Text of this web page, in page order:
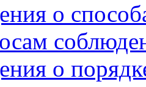
о
о